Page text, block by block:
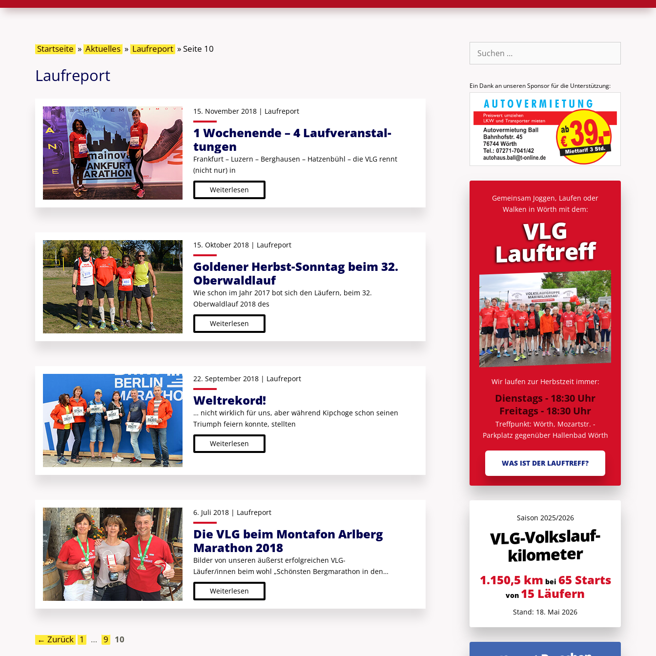
Startseite » Aktuelles » Laufreport »Seite 10
Laufreport
15. November 2018 | Laufreport
1 Wochen­ende – 4 Lauf­veranstal­
tungen
Frankfurt – Luzern – Berghausen – Hatzenbühl – die VLG rennt
(nicht nur) in
Weiterlesen
15. Oktober 2018 | Laufreport
Goldener Herbst-Sonntag beim 32.
Oberwaldlauf
Wie schon im Jahr 2017 bot sich den Läufern, beim 32.
Oberwaldlauf 2018 des
Weiterlesen
22. September 2018 | Laufreport
Weltrekord!
… nicht wirklich für uns, aber während Kipchoge schon seinen
Triumph feiern konnte, stellten
Weiterlesen
6. Juli 2018 | Laufreport
Die VLG beim Montafon Arlberg
Marathon 2018
Bilder von unseren äußerst erfolgreichen VLG-
Läufer/innen beim wohl „Schönsten Bergmarathon in den
Alpen“ – dem Montafon
Weiterlesen
← Zurück Seite
1 … Seite
9 Seite
10
Suche
nach:
Ein Dank an unseren Sponsor für die Unterstützung:
Gemeinsam Joggen, Laufen oder
Walken in Wörth mit dem:
VLG
Lauf­treff
Wir laufen zur Herbstzeit immer:
Dienstags - 18:30 Uhr
Freitags - 18:30 Uhr
Treffpunkt: Wörth, Mozartstr. -
Parkplatz gegenüber Hallenbad Wörth
WAS IST DER LAUFTREFF?
Saison 2025/2026
V
LG-Volkslauf­
kilometer
1.150,5 km bei 65 Starts
von 15 Läufern
Stand: 18. Mai 2026